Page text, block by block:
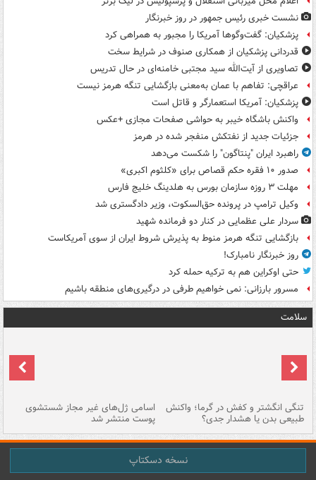
نشست خبری رئیس جمهور در روز خبرنگار
پزشکیان: گفت‌وگوها آمریکا را مجبور به همراهی کرد
قدردانی پزشکیان از همکاری صنوف در شرایط سخت
تصاویری از آیت‌الله سید مجتبی خامنه‌ای در حال تدریس
عراقچی: تفاهم با عمان به‌معنی بازگشایی تنگه هرمز نیست
پزشکیان: آمریکا استعمارگر و قاتل است
واکنش باشگاه خیبر به حواشی صفحات مجازی +عکس
جزئیات جدید از نفتکش منفجر شده در هرمز
راهبرد ایران "پنتاگون" را شکست می‌دهد
صدور ۱۰ فقره حکم قصاص برای «کلثوم اکبری»
مهلت ۳ روزه سازمان بورس به هلدینگ خلیج فارس
وکیل ترامپ در پرونده حق‌السکوت، وزیر دادگستری شد
سردار علی عظمایی در کنار دو فرمانده شهید
بازگشایی تنگه هرمز منوط به پذیرش شروط ایران از سوی آمریکاست
روز خبرنگار نامبارک!
حتی اوکراین هم به ترکیه حمله کرد
مسرور بارزانی: نمی خواهیم طرفی در درگیری‌های منطقه باشیم
سلامت
تنگی انگشتر و کفش در گرما؛ واکنش
طبیعی بدن یا هشدار جدی؟
اسامی ژل‌های غیر مجاز شستشوی
پوست منتشر شد
نسخه دسکتاپ